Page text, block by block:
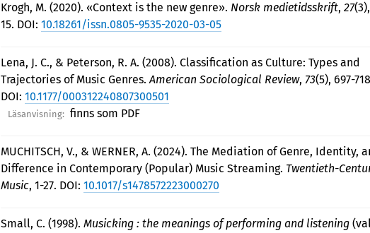
Krogh, M. (2020). «Context is the new genre». Norsk medietidsskrift, 27
15. DOI: 10.18261/issn.0805-9535-2020-03-05
Lena, J. C., & Peterson, R. A. (2008). Classification as Culture: Types and
Trajectories of Music Genres.American Sociological Review, 73(5), 697-
DOI: 10.1177/000312240807300501
Läsanvisning: finns som PDF
MUCHITSCH, V., & WERNER, A. (2024). The Mediation of Genre, Identity,
Difference in Contemporary (Popular) Music Streaming. Twentieth-
Music, 1-27. DOI: 10.1017/s1478572223000270
Small, C. (1998). Musicking : the meanings of performing and listening